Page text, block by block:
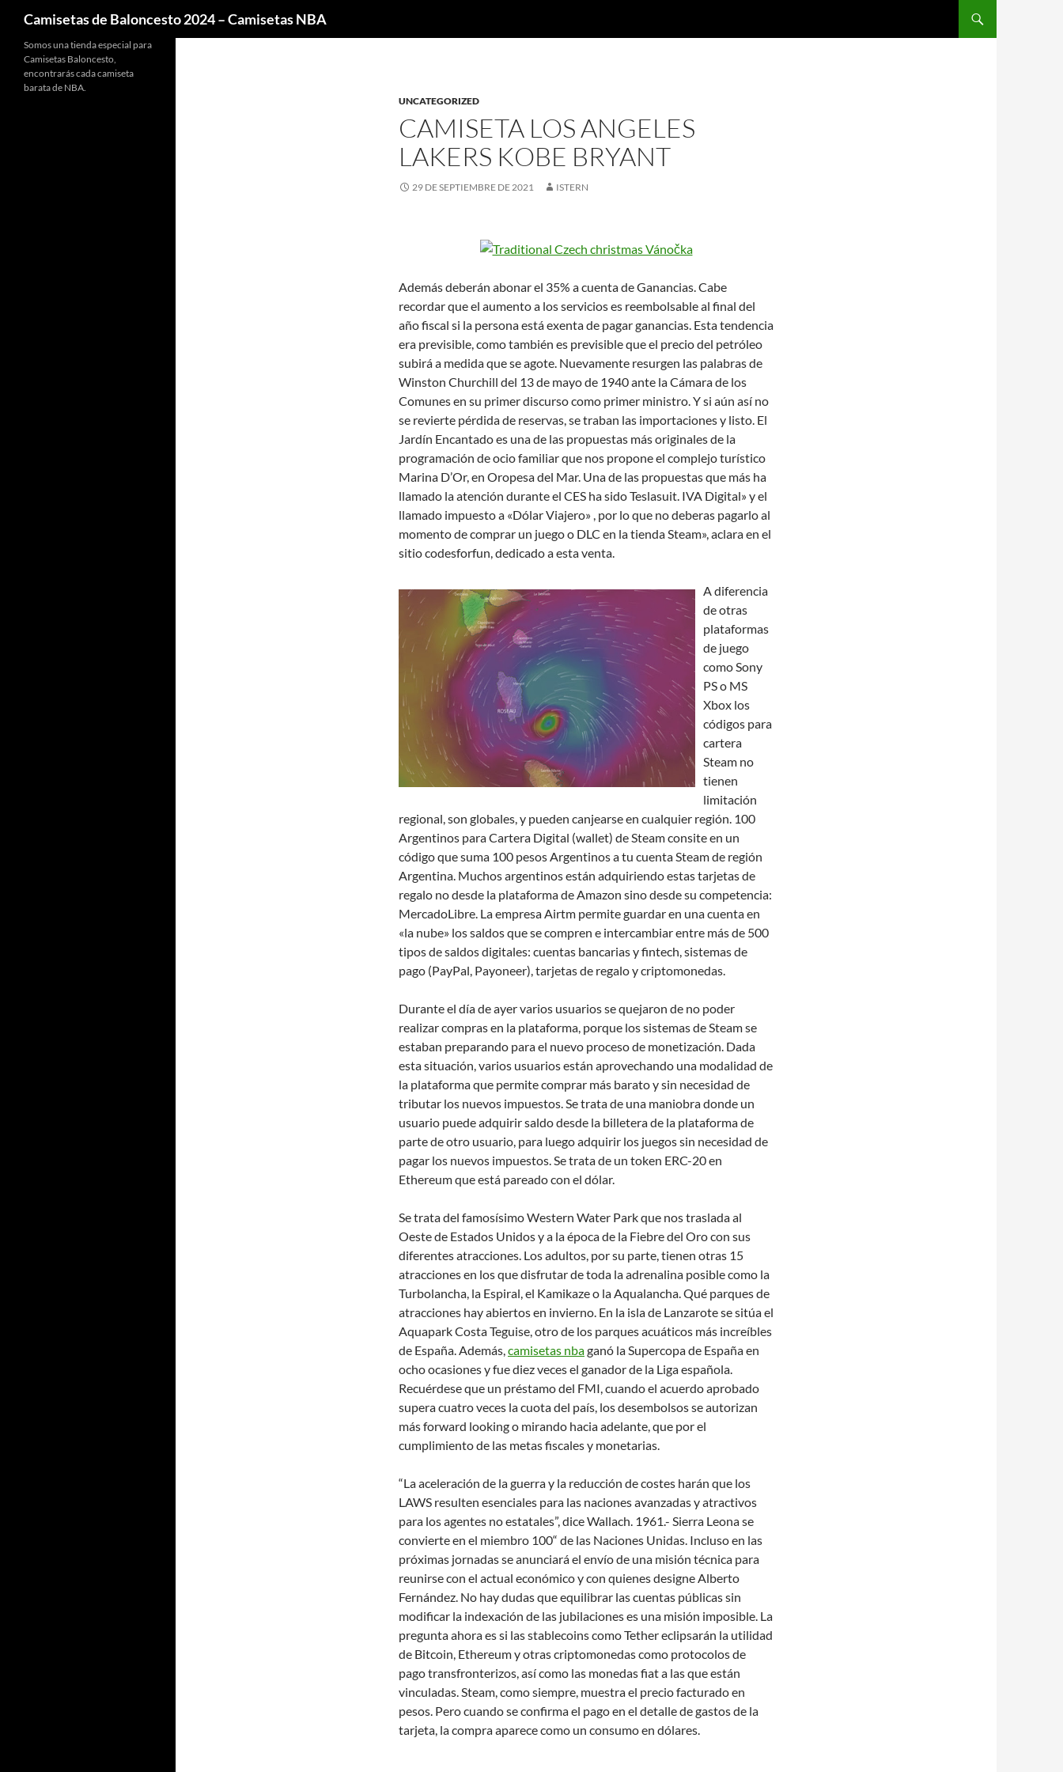
Camisetas de Baloncesto 2024 – Camisetas NBA
UNCATEGORIZED
CAMISETA LOS ANGELES
LAKERS KOBE BRYANT
29 DE SEPTIEMBRE DE 2021 ISTERN
Además deberán abonar el 35% a cuenta de Ganancias. Cabe
recordar que el aumento a los servicios es reembolsable al final del
año fiscal si la persona está exenta de pagar ganancias. Esta tendencia
era previsible, como también es previsible que el precio del petróleo
subirá a medida que se agote. Nuevamente resurgen las palabras de
Winston Churchill del 13 de mayo de 1940 ante la Cámara de los
Comunes en su primer discurso como primer ministro. Y si aún así no
se revierte pérdida de reservas, se traban las importaciones y listo. El
Jardín Encantado es una de las propuestas más originales de la
programación de ocio familiar que nos propone el complejo turístico
Marina D’Or, en Oropesa del Mar. Una de las propuestas que más ha
llamado la atención durante el CES ha sido Teslasuit. IVA Digital» y el
llamado impuesto a «Dólar Viajero» , por lo que no deberas pagarlo al
momento de comprar un juego o DLC en la tienda Steam», aclara en el
sitio codesforfun, dedicado a esta venta.
A diferencia
de otras
plataformas
de juego
como Sony
PS o MS
Xbox los
códigos para
cartera
Steam no
tienen
limitación
regional, son globales, y pueden canjearse en cualquier región. 100
Argentinos para Cartera Digital (wallet) de Steam consite en un
código que suma 100 pesos Argentinos a tu cuenta Steam de región
Argentina. Muchos argentinos están adquiriendo estas tarjetas de
regalo no desde la plataforma de Amazon sino desde su competencia:
MercadoLibre. La empresa Airtm permite guardar en una cuenta en
«la nube» los saldos que se compren e intercambiar entre más de 500
tipos de saldos digitales: cuentas bancarias y fintech, sistemas de
pago (PayPal, Payoneer), tarjetas de regalo y criptomonedas.
Durante el día de ayer varios usuarios se quejaron de no poder
realizar compras en la plataforma, porque los sistemas de Steam se
estaban preparando para el nuevo proceso de monetización. Dada
esta situación, varios usuarios están aprovechando una modalidad de
la plataforma que permite comprar más barato y sin necesidad de
tributar los nuevos impuestos. Se trata de una maniobra donde un
usuario puede adquirir saldo desde la billetera de la plataforma de
parte de otro usuario, para luego adquirir los juegos sin necesidad de
pagar los nuevos impuestos. Se trata de un token ERC-20 en
Ethereum que está pareado con el dólar.
Se trata del famosísimo Western Water Park que nos traslada al
Oeste de Estados Unidos y a la época de la Fiebre del Oro con sus
diferentes atracciones. Los adultos, por su parte, tienen otras 15
atracciones en los que disfrutar de toda la adrenalina posible como la
Turbolancha, la Espiral, el Kamikaze o la Aqualancha. Qué parques de
atracciones hay abiertos en invierno. En la isla de Lanzarote se sitúa el
Aquapark Costa Teguise, otro de los parques acuáticos más increíbles
de España. Además,camisetas nbaganó la Supercopa de España en
ocho ocasiones y fue diez veces el ganador de la Liga española.
Recuérdese que un préstamo del FMI, cuando el acuerdo aprobado
supera cuatro veces la cuota del país, los desembolsos se autorizan
más forward looking o mirando hacia adelante, que por el
cumplimiento de las metas fiscales y monetarias.
“La aceleración de la guerra y la reducción de costes harán que los
LAWS resulten esenciales para las naciones avanzadas y atractivos
para los agentes no estatales”, dice Wallach. 1961.- Sierra Leona se
convierte en el miembro 100“ de las Naciones Unidas. Incluso en las
próximas jornadas se anunciará el envío de una misión técnica para
reunirse con el actual económico y con quienes designe Alberto
Fernández. No hay dudas que equilibrar las cuentas públicas sin
modificar la indexación de las jubilaciones es una misión imposible. La
pregunta ahora es si las stablecoins como Tether eclipsarán la utilidad
de Bitcoin, Ethereum y otras criptomonedas como protocolos de
pago transfronterizos, así como las monedas fiat a las que están
vinculadas. Steam, como siempre, muestra el precio facturado en
pesos. Pero cuando se confirma el pago en el detalle de gastos de la
tarjeta, la compra aparece como un consumo en dólares.
Somos una tienda especial para
Camisetas Baloncesto,
encontrarás cada camiseta
barata de NBA.